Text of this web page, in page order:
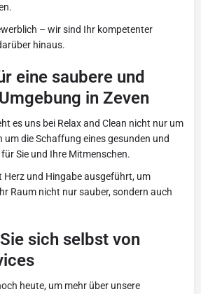
– wir sind Ihr kompetenter
hinaus.
eine saubere und
in Zeven
es uns bei Relax and Clean nicht nur um
um die Schaffung eines gesunden und
Sie und Ihre Mitmenschen.
und Hingabe ausgeführt, um
Raum nicht nur sauber, sondern auch
sich selbst von
heute, um mehr über unsere